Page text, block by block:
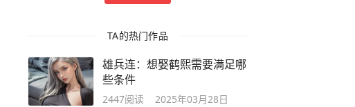
TA的热门作品
雄兵连：想娶鹤熙需要满足哪
些条件
2447阅读 2025年03月28日